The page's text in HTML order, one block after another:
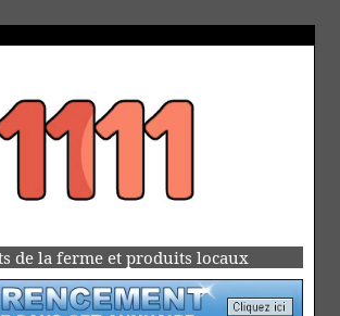
de la ferme et produits locaux